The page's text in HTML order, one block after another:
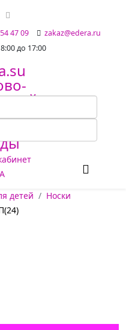
47 09
zakaz@edera.ru
до 17:00
детей
Носки